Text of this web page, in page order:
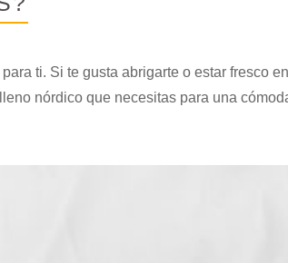
ti. Si te gusta abrigarte o estar fresco
nórdico que necesitas para una